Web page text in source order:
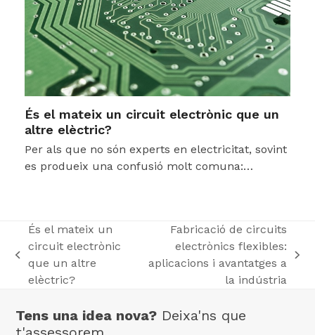
És el mateix un circuit electrònic que un
altre elèctric?
Per als que no són experts en electricitat, sovint
es produeix una confusió molt comuna:…
previous
post:
És el mateix un
circuit electrònic
que un altre
elèctric?
next
Fabricació de circuits
electrònics flexibles:
aplicacions i avantatges a
la indústria
Tens una idea nova? Deixa'ns que